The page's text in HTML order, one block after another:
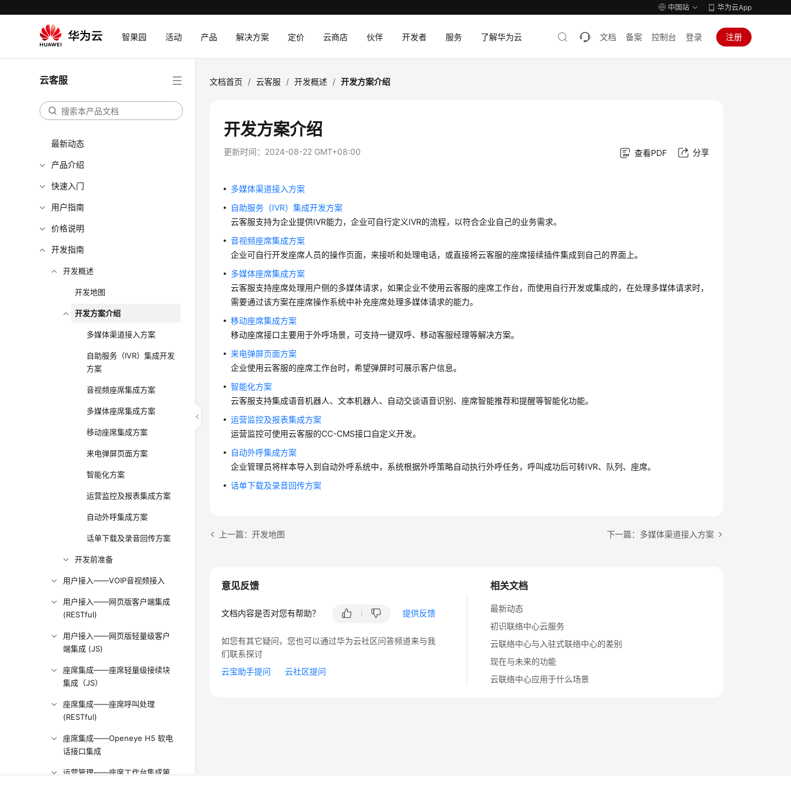
中国站 华为云App
智果园 活动 产品 解决方案 定价 云商店 伙伴 开发者 服务 了解华为云 文档 备案 控制台 登录 注册
云客服
最新动态
产品介绍
快速入门
用户指南
价格说明
开发指南
开发概述
开发地图
开发方案介绍
多媒体渠道接入方案
自助服务（IVR）集成开发
方案
音视频座席集成方案
多媒体座席集成方案
移动座席集成方案
来电弹屏页面方案
智能化方案
运营监控及报表集成方案
自动外呼集成方案
话单下载及录音回传方案
开发前准备
用户接入——VOIP音视频接入
用户接入——网页版客户端集成
(RESTful)
用户接入——网页版轻量级客户
端集成 (JS)
座席集成——座席轻量级接续块
集成（JS）
座席集成——座席呼叫处理
(RESTful)
座席集成——Openeye H5 软电
话接口集成
运营管理——座席工作台集成第
文档首页 / 云客服 / 开发概述 / 开发方案介绍
开发方案介绍
更新时间： 2024-08-22 GMT+08:00 查看PDF 分享
多媒体渠道接入方案
自助服务（IVR）集成开发方案
云客服支持为企业提供IVR能力，企业可自行定义IVR的流程，以符合企业自己的业务需求。
音视频座席集成方案
企业可自行开发座席人员的操作页面，来接听和处理电话，或直接将云客服的座席接续插件集成到自己的界面上。
多媒体座席集成方案
云客服支持座席处理用户侧的多媒体请求，如果企业不使用云客服的座席工作台，而使用自行开发或集成的，在处理多媒体请求时，
需要通过该方案在座席操作系统中补充座席处理多媒体请求的能力。
移动座席集成方案
移动座席接口主要用于外呼场景，可支持一键双呼、移动客服经理等解决方案。
来电弹屏页面方案
企业使用云客服的座席工作台时，希望弹屏时可展示客户信息。
智能化方案
云客服支持集成语音机器人、文本机器人、自动交谈语音识别、座席智能推荐和提醒等智能化功能。
运营监控及报表集成方案
运营监控可使用云客服的CC-CMS接口自定义开发。
自动外呼集成方案
企业管理员将样本导入到自动外呼系统中，系统根据外呼策略自动执行外呼任务，呼叫成功后可转IVR、队列、座席。
话单下载及录音回传方案
上一篇：开发地图 下一篇：多媒体渠道接入方案
相关文档
最新动态
初识联络中心云服务
云联络中心与入驻式联络中心的差别
现在与未来的功能
云联络中心应用于什么场景
意见反馈
文档内容是否对您有帮助？ 提供反馈
如您有其它疑问，您也可以通过华为云社区问答频道来与我
们联系探讨
云宝助手提问
云社区提问